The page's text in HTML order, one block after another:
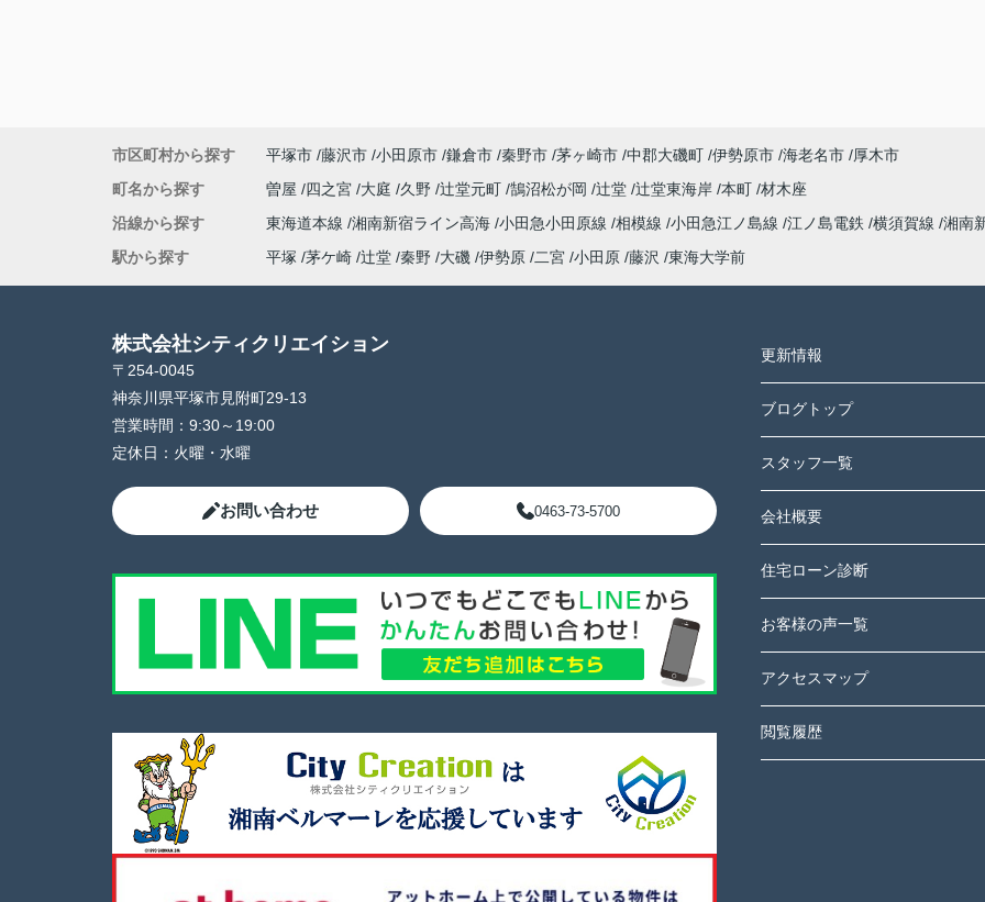
市区町村から探す 平塚市 藤沢市 小田原市 鎌倉市 秦野市 茅ヶ崎市 中郡大磯町 伊勢原市 海老名市
厚木市
町名から探す
曽屋 四之宮 大庭 久野 辻堂元町 鵠沼松が岡 辻堂 辻堂東海岸 本町 材木座
沿線から探す
東海道本線 湘南新宿ライン高海 小田急小田原線 相模線 小田急江ノ島線 江ノ島電鉄 横須賀線 湘南
駅から探す
平塚 茅ケ崎 辻堂 秦野 大磯 伊勢原 二宮 小田原 藤沢 東海大学前
株式会社シティクリエイション
〒254-0045
神奈川県平塚市見附町29-13
営業時間： 9:30～19:00
定休日： 火曜・水曜
お問い合わせ 0463-73-5700
更新情報
ブログトップ
スタッフ一覧
会社概要
住宅ローン診断
お客様の声一覧
アクセスマップ
閲覧履歴